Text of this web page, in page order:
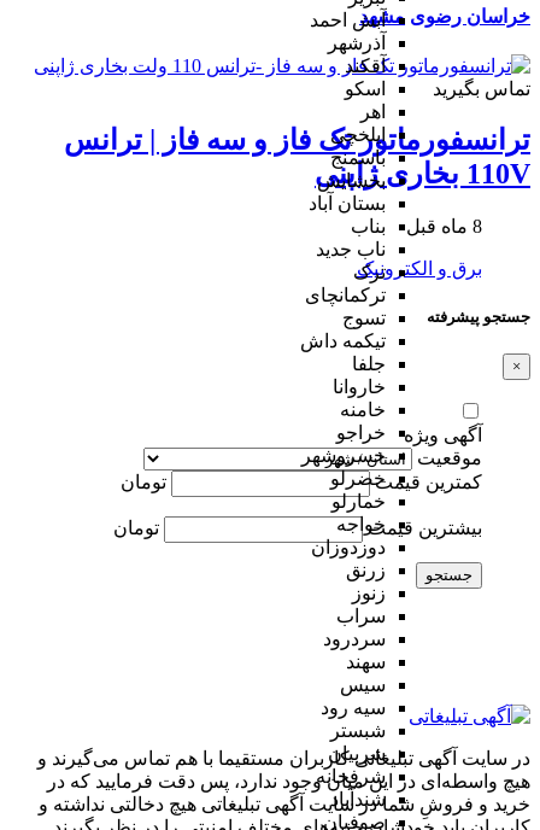
آبش احمد
آذرشهر
آقکند
اسکو
اهر
ایلخچی
باسمنج
بخشایش
بستان آباد
بناب
ناب جدید
ترک
ترکمانچای
تسوج
تیکمه داش
جلفا
خاروانا
خامنه
خراجو
خسروشهر
خضرلو
خمارلو
خواجه
دوزدوزان
زرنق
زنوز
سراب
سردرود
سهند
سیس
سیه رود
شبستر
شربیان
شرفخانه
شندآباد
صوفیان
خراسان رضوی مشهد
تماس بگیرید
ترانسفورماتور تک فاز و سه فاز | ترانس
110V بخاری ژاپنی
8 ماه قبل
برق و الکترونیک
جستجو پیشرفته
×
آگهی ویژه
موقعیت
کمترین قیمت
تومان
بیشترین قیمت تومان
جستجو
در سایت آگهی تبلیغاتی کاربران مستقیما با هم تماس می‌گیرند و
هیچ واسطه‌ای در این میان وجود ندارد، پس دقت فرمایید که در
خرید و فروشِ شما در سایت آگهی تبلیغاتی هیچ دخالتی نداشته و